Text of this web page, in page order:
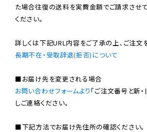
た場合往復の送料を実費金額でご請求させ
ください。
長期不在・受取辞退(拒否)について
お問い合わせフォームより 「ご注文番号と新
しご連絡ください。
■下記方法でお届け先住所の確認ください。